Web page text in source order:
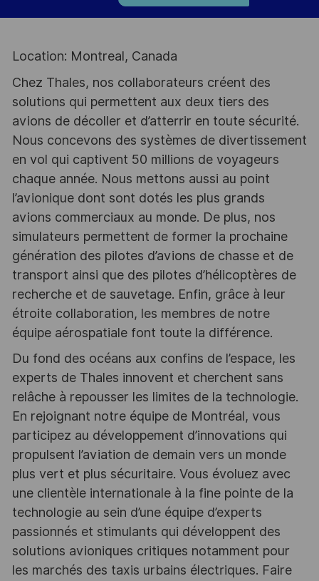
Location: Montreal, Canada
Chez Thales, nos collaborateurs créent des
solutions qui permettent aux deux tiers des
avions de décoller et d’atterrir en toute sécurité.
Nous concevons des systèmes de divertissement
en vol qui captivent 50 millions de voyageurs
chaque année. Nous mettons aussi au point
l’avionique dont sont dotés les plus grands
avions commerciaux au monde. De plus, nos
simulateurs permettent de former la prochaine
génération des pilotes d’avions de chasse et de
transport ainsi que des pilotes d’hélicoptères de
recherche et de sauvetage. Enfin, grâce à leur
étroite collaboration, les membres de notre
équipe aérospatiale font toute la différence.
Du fond des océans aux confins de l’espace, les
experts de Thales innovent et cherchent sans
relâche à repousser les limites de la technologie.
En rejoignant notre équipe de Montréal, vous
participez au développement d’innovations qui
propulsent l’aviation de demain vers un monde
plus vert et plus sécuritaire. Vous évoluez avec
une clientèle internationale à la fine pointe de la
technologie au sein d’une équipe d’experts
passionnés et stimulants qui développent des
solutions avioniques critiques notamment pour
les marchés des taxis urbains électriques. Faire